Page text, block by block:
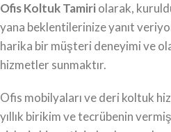
Ofis Koltuk Tamiriolarak,
yana beklentilerinize yanıt
harika bir müşteri deneyimi ve
hizmetler sunmaktır.
Ofis mobilyaları ve deri koltuk
yıllık birikim ve tecrübenin